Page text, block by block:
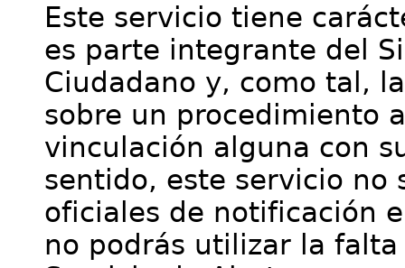
Este servicio tiene
es parte integrante del
Ciudadano y, como tal,
sobre un procedimiento
vinculación alguna con
sentido, este servicio no
oficiales de notificación
no podrás utilizar la